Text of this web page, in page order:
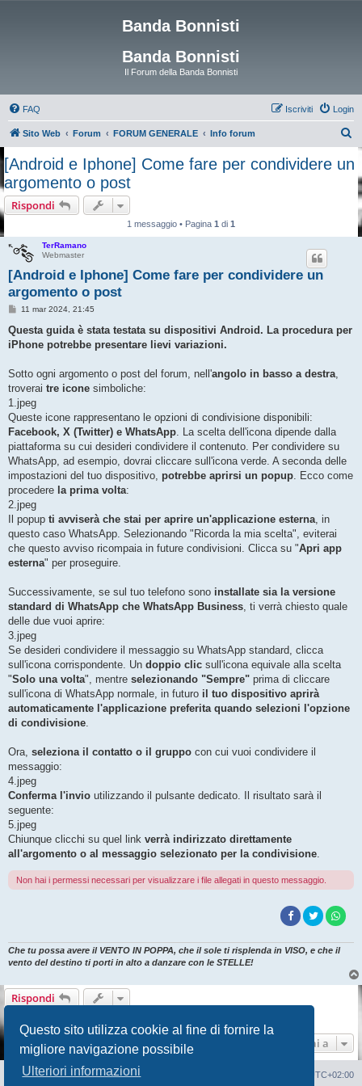
Questo sito utilizza cookie al fine di fornire la
migliore navigazione possibile
Ulteriori informazioni
Banda Bonnisti
Banda Bonnisti
Il Forum della Banda Bonnisti
FAQ Login
Iscriviti
Sito Web Forum FORUM GENERALE Info forum
r
[Android e Iphone] Come fare per condividere un
argomento o post
Rispondi
1 messaggio • Pagina 1 di 1
TerRamano
Webmaster
[Android e Iphone] Come fare per condividere un
argomento o post
M
s
a
i
o
11 mar 2024, 21:45
Questa guida è stata testata su dispositivi Android. La procedura per
iPhone potrebbe presentare lievi variazioni.
Sotto ogni argomento o post del forum, nell'angolo in basso a destra
troverai tre icone simboliche:
1.jpeg
Queste icone rappresentano le opzioni di condivisione disponibili:
Facebook, X (Twitter) e WhatsApp . La scelta dell'icona dipende dalla
piattaforma su cui desideri condividere il contenuto. Per condividere su
WhatsApp, ad esempio, dovrai cliccare sull'icona verde. A seconda delle
impostazioni del tuo dispositivo, potrebbe aprirsi un popup . Ecco come
procedere la prima volta:
2.jpeg
Il popup ti avviserà che stai per aprire un'applicazione esterna , in
questo caso WhatsApp. Selezionando "Ricorda la mia scelta", eviterai
che questo avviso ricompaia in future condivisioni. Clicca su "Apri app
esterna" per proseguire.
Successivamente, se sul tuo telefono sono installate sia la versione
standard di WhatsApp che WhatsApp Business , ti verrà chiesto quale
delle due vuoi aprire:
3.jpeg
Se desideri condividere il messaggio su WhatsApp standard, clicca
sull'icona corrispondente. Un doppio clic sull'icona equivale alla scelta
"Solo una volta", mentre selezionando "Sempre" prima di cliccare
sull'icona di WhatsApp normale, in futuro il tuo dispositivo aprirà
automaticamente l'applicazione preferita quando selezioni l'opzione
di condivisione
Ora, seleziona il contatto o il gruppo con cui vuoi condividere il
messaggio:
4.jpeg
Conferma l'invio utilizzando il pulsante dedicato. Il risultato sarà il
seguente:
5.jpeg
Chiunque clicchi su quel link verrà indirizzato direttamente
all'argomento o al messaggio selezionato per la condivisione
Non hai i permessi necessari per visualizzare i file allegati in questo messaggio.
Che tu possa avere il VENTO IN POPPA, che il sole ti risplenda in VISO, e che il
vento del destino ti porti in alto a danzare con le STELLE!
Rispondi
Vai a
Sito Web Forum UTC+02:00